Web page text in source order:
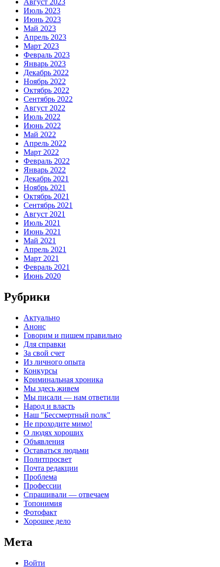
Август 2023
Июль 2023
Июнь 2023
Май 2023
Апрель 2023
Март 2023
Февраль 2023
Январь 2023
Декабрь 2022
Ноябрь 2022
Октябрь 2022
Сентябрь 2022
Август 2022
Июль 2022
Июнь 2022
Май 2022
Апрель 2022
Март 2022
Февраль 2022
Январь 2022
Декабрь 2021
Ноябрь 2021
Октябрь 2021
Сентябрь 2021
Август 2021
Июль 2021
Июнь 2021
Май 2021
Апрель 2021
Март 2021
Февраль 2021
Июнь 2020
Рубрики
Актуально
Анонс
Говорим и пишем правильно
Для справки
За свой счет
Из личного опыта
Конкурсы
Криминальная хроника
Мы здесь живем
Мы писали — нам ответили
Народ и власть
Наш "Бессмертный полк"
Не проходите мимо!
О людях хороших
Объявления
Оставаться людьми
Политпросвет
Почта редакции
Проблема
Профессии
Спрашивали — отвечаем
Топонимия
Фотофакт
Хорошее дело
Мета
Войти